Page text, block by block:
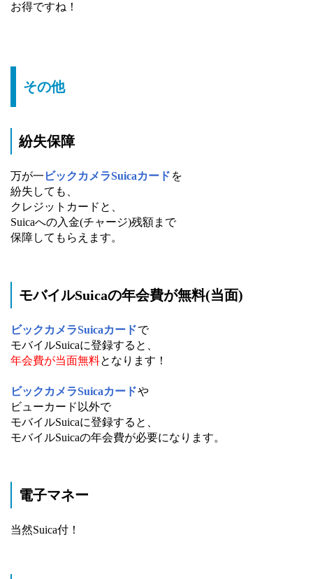
お得ですね！
その他
紛失保障
万が一 ビックカメラSuicaカード を
紛失しても、
クレジットカードと、
Suicaへの入金(チャージ)残額まで
保障してもらえます。
モバイルSuicaの年会費が無料(当面)
ビックカメラSuicaカードで
モバイルSuicaに登録すると、
年会費が当面無料となります！
ビックカメラSuicaカードや
ビューカード以外で
モバイルSuicaに登録すると、
モバイルSuicaの年会費が必要になります。
電子マネー
当然Suica付！